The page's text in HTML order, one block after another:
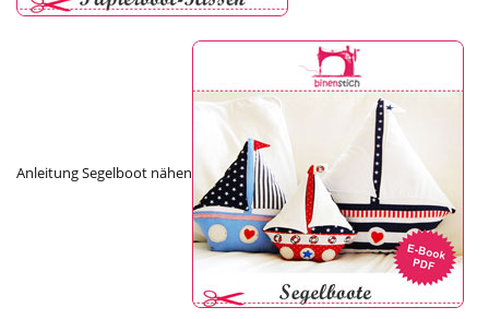
Anleitung Segelboot nähen